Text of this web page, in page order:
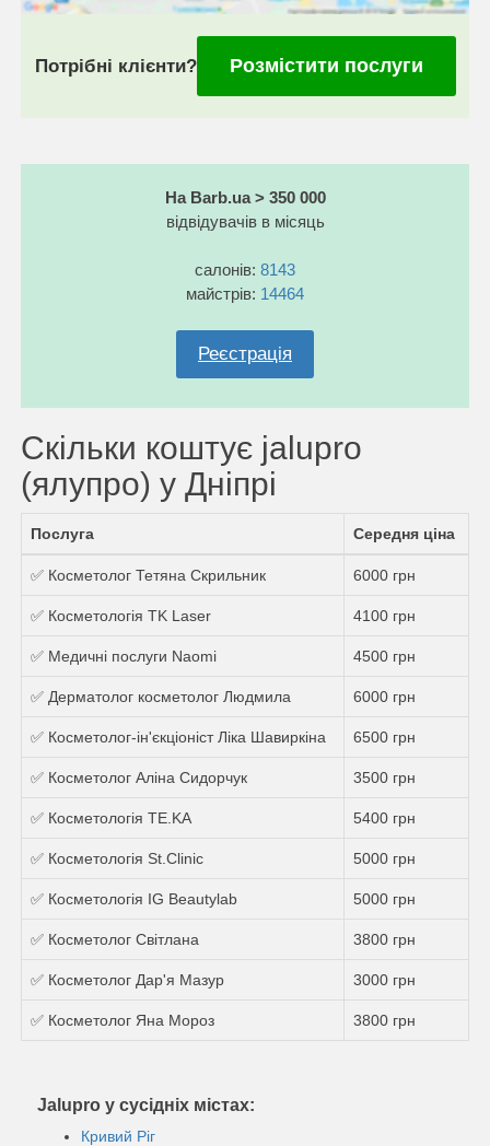
Потрібні клієнти? Розмістити послуги
На Barb.ua > 350 000
відвідувачів в місяць
салонів: 8143
майстрів: 14464
Реєстрація
Скільки коштує jalupro
(ялупро) у Дніпрі
Послуга Середня ціна
✅ Косметолог Тетяна Скрильник 6000 грн
✅ Косметологія TK Laser 4100 грн
✅ Медичні послуги Naomi 4500 грн
✅ Дерматолог косметолог Людмила 6000 грн
✅ Косметолог-ін'єкціоніст Ліка Шавиркіна 6500 грн
✅ Косметолог Аліна Сидорчук 3500 грн
✅ Косметологія TE.KA 5400 грн
✅ Косметологія St.Clinic 5000 грн
✅ Косметологія IG Beautylab 5000 грн
✅ Косметолог Світлана 3800 грн
✅ Косметолог Дар'я Мазур 3000 грн
✅ Косметолог Яна Мороз 3800 грн
Jalupro у сусідніх містах:
Кривий Ріг